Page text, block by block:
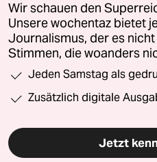
Wir schauen den
Unsere wochentaz bietet
Journalismus, der es
Stimmen, die woanders
Jeden Samstag als
Zusätzlich digitale
Jetzt